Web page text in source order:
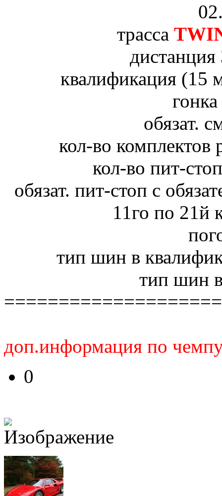
трасса
квалификация (15
обязат.
кол-во комплектов
кол-во пит-
обязат. пит-стоп с
11го по 21й
тип шин в
тип шин
доп.информация по
0